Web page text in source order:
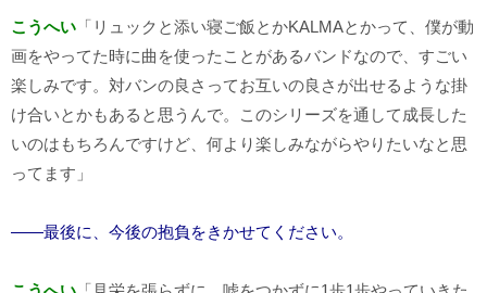
こうへい 「リュックと添い寝ご飯とかKALMAとかって、僕が動
画をやってた時に曲を使ったことがあるバンドなので、すごい
楽しみです。対バンの良さってお互いの良さが出せるような掛
け合いとかもあると思うんで。このシリーズを通して成長した
いのはもちろんですけど、何より楽しみながらやりたいなと思
ってます」
――最後に、今後の抱負をきかせてください。